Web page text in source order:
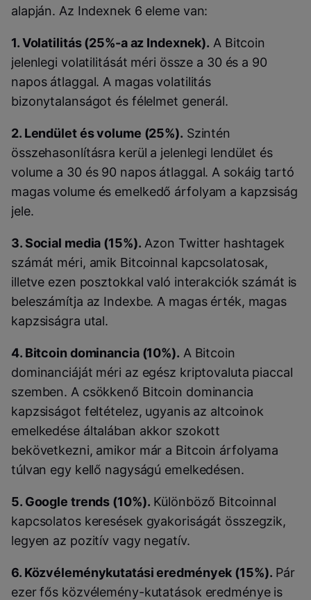
alapján. Az Indexnek 6 eleme van:
1. Volatilitás (25%-a az Indexnek). A Bitcoin
jelenlegi volatilitását méri össze a 30 és a 90
napos átlaggal. A magas volatilitás
bizonytalanságot és félelmet generál.
2. Lendület és volume (25%). Szintén
összehasonlításra kerül a jelenlegi lendület és
volume a 30 és 90 napos átlaggal. A sokáig tartó
magas volume és emelkedő árfolyam a kapzsiság
jele.
3. Social media (15%). Azon Twitter hashtagek
számát méri, amik Bitcoinnal kapcsolatosak,
illetve ezen posztokkal való interakciók számát is
beleszámítja az Indexbe. A magas érték, magas
kapzsiságra utal.
4. Bitcoin dominancia (10%). A Bitcoin
dominanciáját méri az egész kriptovaluta piaccal
szemben. A csökkenő Bitcoin dominancia
kapzsiságot feltételez, ugyanis az altcoinok
emelkedése általában akkor szokott
bekövetkezni, amikor már a Bitcoin árfolyama
túlvan egy kellő nagyságú emelkedésen.
5. Google trends (10%). Különböző Bitcoinnal
kapcsolatos keresések gyakoriságát összegzik,
legyen az pozitív vagy negatív.
6. Közvéleménykutatási eredmények (15%). Pár
ezer fős közvélemény-kutatások eredménye is